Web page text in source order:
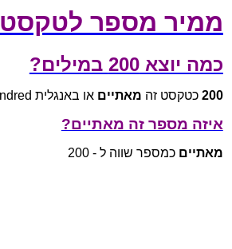
ממיר מספר לטקסט
כמה יוצא 200 במילים?
200 כטקסט זה מאתיים או באנגלית two hundred
איזה מספר זה מאתיים?
מאתיים כמספר שווה ל - 200